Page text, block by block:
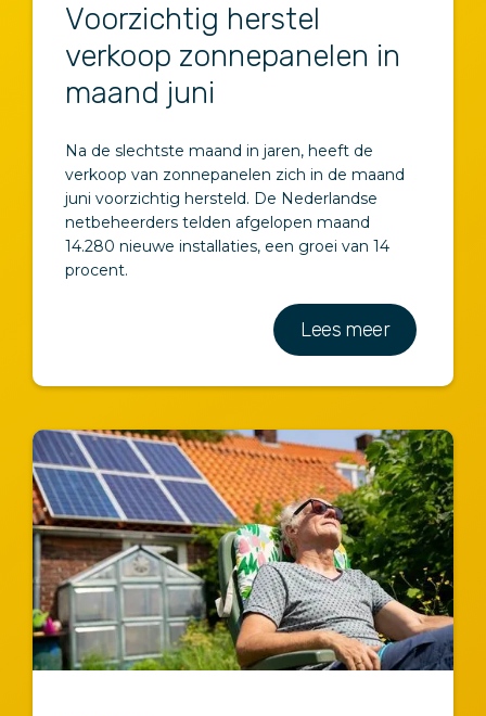
Voorzichtig herstel
verkoop zonnepanelen in
maand juni
Na de slechtste maand in jaren, heeft de
verkoop van zonnepanelen zich in de maand
juni voorzichtig hersteld. De Nederlandse
netbeheerders telden afgelopen maand
14.280 nieuwe installaties, een groei van 14
procent.
Lees meer